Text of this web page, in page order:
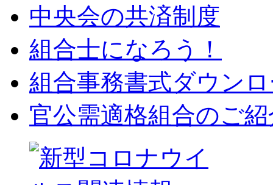
中央会の共済制度
組合士になろう！
組合事務書式ダウン
官公需適格組合のご